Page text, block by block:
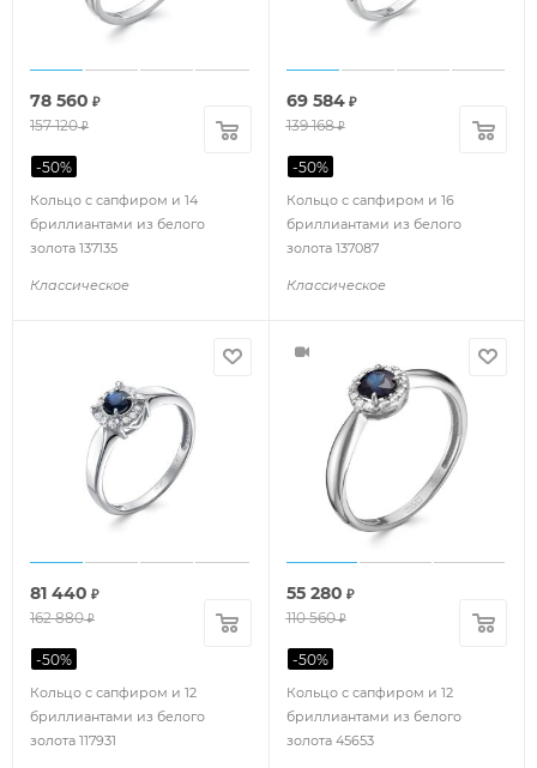
Кольцо с сапфиром и 14
бриллиантами из белого
золота 137135
Классическое
78 560 ₽
157 120₽
-50%
Кольцо с сапфиром и 16
бриллиантами из белого
золота 137087
Классическое
69 584₽
139 168₽
-50%
Кольцо с сапфиром и 12
бриллиантами из белого
золота 117931
81 440 ₽
162 880₽
-50%
Кольцо с сапфиром и 12
бриллиантами из белого
золота 45653
55 280 ₽
110 560₽
-50%